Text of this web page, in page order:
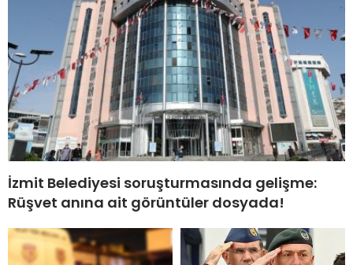
İzmit Belediyesi soruşturmasında gelişme:
Rüşvet anına ait görüntüler dosyada!